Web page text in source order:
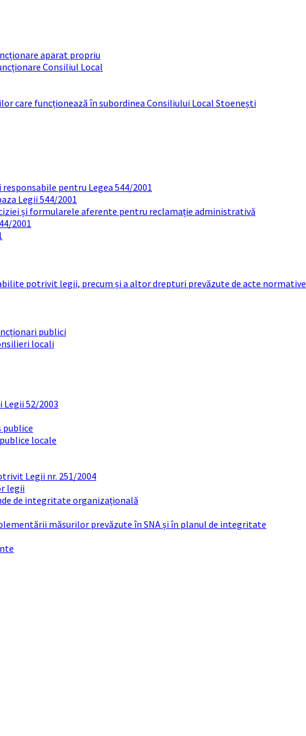
aparat propriu
Consiliul Local
care funcționează în subordinea Consiliului Local Stoenești
pentru Legea 544/2001
Legii 544/2001
și formularele aferente pentru reclamație administrativă
2001
potrivit legii, precum și a altor drepturi prevăzute de acte normative
publici
locali
52/2003
publice
locale
Legii nr. 251/2004
legii
de integritate organizațională
măsurilor prevăzute în SNA și în planul de integritate